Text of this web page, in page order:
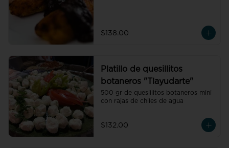
$138.00
Platillo de quesillitos
botaneros "Tlayudarte"
500 gr de quesillitos botaneros mini
con rajas de chiles de agua
$132.00